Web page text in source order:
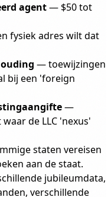
agent— $50 tot
fysiek adres wilt dat
— toewijzingen
bij een 'foreign
—
de LLC 'nexus'
staten vereisen
aan de staat.
jubileumdata,
verschillende